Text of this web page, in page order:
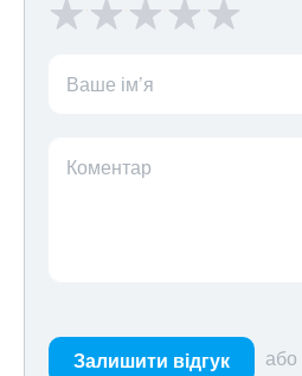
Ваше ім’я
Коментар
Залишити відгук або